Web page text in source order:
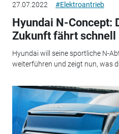
27.07.2022 #Elektroantrieb
Hyundai N-Concept:
Zukunft fährt schnell
Hyundai will seine sportliche N-
weiterführen und zeigt nun, was